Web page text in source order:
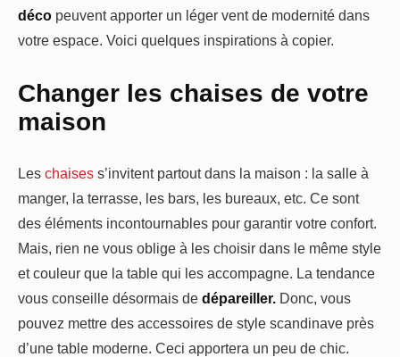
déco peuvent apporter un léger vent de modernité dans
votre espace. Voici quelques inspirations à copier.
Changer les chaises de votre
maison
Les chaises s’invitent partout dans la maison : la salle à
manger, la terrasse, les bars, les bureaux, etc. Ce sont
des éléments incontournables pour garantir votre confort.
Mais, rien ne vous oblige à les choisir dans le même style
et couleur que la table qui les accompagne. La tendance
vous conseille désormais de dépareiller. Donc, vous
pouvez mettre des accessoires de style scandinave près
d’une table moderne. Ceci apportera un peu de chic.